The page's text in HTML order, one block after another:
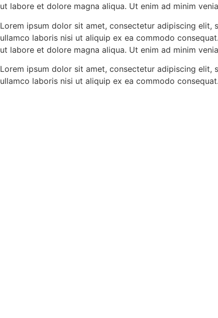
ut labore et dolore magna aliqua. Ut enim ad minim
Lorem ipsum dolor sit amet, consectetur adipiscing
ullamco laboris nisi ut aliquip ex ea commodo
ut labore et dolore magna aliqua. Ut enim ad minim
Lorem ipsum dolor sit amet, consectetur adipiscing
ullamco laboris nisi ut aliquip ex ea commodo